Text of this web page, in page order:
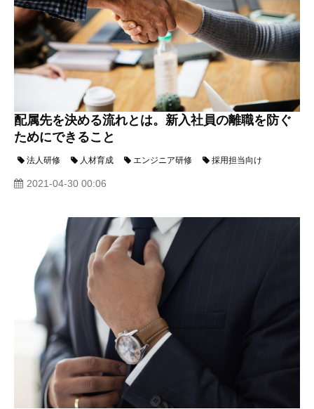
配属先を決める流れとは。新入社員の離職を防ぐ
ためにできること
法人研修 人材育成 エンジニア研修 採用担当向け
2021-04-30 00:06